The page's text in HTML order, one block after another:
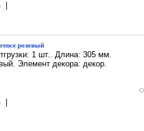
розовый
1 шт.. Длина: 305 мм.
Элемент декора: декор.